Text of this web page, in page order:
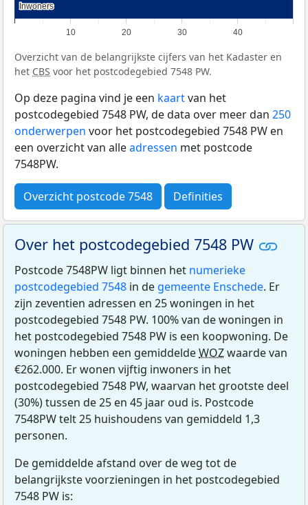
10 20 30 40
Inwoners
Inwoners
Overzicht van de belangrijkste cijfers van het Kadaster en
het CBS voor het postcodegebied 7548 PW.
Op deze pagina vind je een kaartvan het
postcodegebied 7548 PW, de data over meer dan 250
onderwerpen voor het postcodegebied 7548 PW en
een overzicht van alleadressen met postcode
7548PW.
Overzicht postcode 7548 Definities
Over het postcodegebied 7548 PW
Postcode 7548PW ligt binnen het numerieke
postcodegebied 7548 in de gemeente Enschede. Er
zijn zeventien adressen en 25 woningen in het
postcodegebied 7548 PW. 100% van de woningen in
het postcodegebied 7548 PW is een koopwoning. De
woningen hebben een gemiddeldeWOZwaarde van
€262.000. Er wonen vijftig inwoners in het
postcodegebied 7548 PW, waarvan het grootste deel
(30%) tussen de 25 en 45 jaar oud is. Postcode
7548PW telt 25 huishoudens van gemiddeld 1,3
personen.
De gemiddelde afstand over de weg tot de
belangrijkste voorzieningen in het postcodegebied
7548 PW is: